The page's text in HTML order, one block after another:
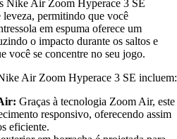
Nike Air Zoom Hyperace 3 SE
leveza, permitindo que você
em espuma oferece um
o impacto durante os saltos e
você se concentre no seu jogo.
Air Zoom Hyperace 3 SE incluem:
Graças à tecnologia Zoom Air, este
responsivo, oferecendo assim
eficiente.